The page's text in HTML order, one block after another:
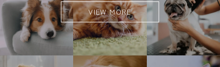
VIEW MORE